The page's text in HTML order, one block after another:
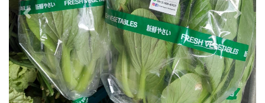
Previous Next